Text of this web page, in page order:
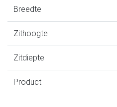
Breedte
Zithoogte
Zitdiepte
Product